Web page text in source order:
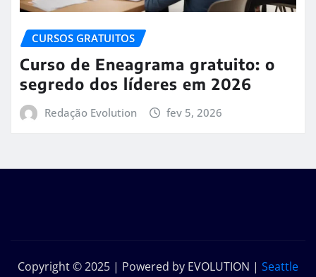
CURSOS GRATUITOS
Curso de Eneagrama gratuito: o
segredo dos líderes em 2026
Redação Evolution fev 5, 2026
Copyright © 2025 | Powered by EVOLUTION | Seattle